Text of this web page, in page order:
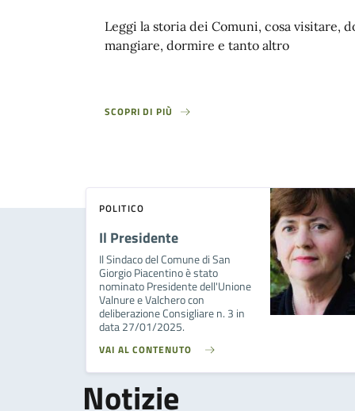
Leggi la storia dei Comuni, cosa visitare,
mangiare, dormire e tanto altro
SCOPRI DI PIÙ
POLITICO
Il Presidente
Il Sindaco del Comune di San
Giorgio Piacentino è stato
nominato Presidente dell'Unione
Valnure e Valchero con
deliberazione Consigliare n. 3 in
data 27/01/2025.
VAI AL CONTENUTO
Notizie